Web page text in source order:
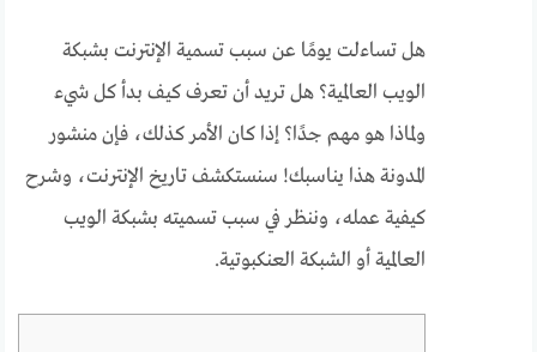
هل تساءلت يومًا عن سبب تسمية الإنترنت بشبكة
الويب العالمية؟ هل تريد أن تعرف كيف بدأ كل شيء
ولماذا هو مهم جدًا؟ إذا كان الأمر كذلك، فإن منشور
المدونة هذا يناسبك! سنستكشف تاريخ الإنترنت، وشرح
كيفية عمله، وننظر في سبب تسميته بشبكة الويب
العالمية أو الشبكة العنكبوتية.